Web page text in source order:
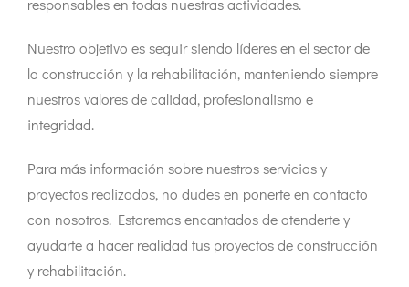
responsables en todas nuestras actividades.
Nuestro objetivo es seguir siendo líderes en el sector de
la construcción y la rehabilitación, manteniendo siempre
nuestros valores de calidad, profesionalismo e
integridad.
Para más información sobre nuestros servicios y
proyectos realizados, no dudes en ponerte en contacto
con nosotros. Estaremos encantados de atenderte y
ayudarte a hacer realidad tus proyectos de construcción
y rehabilitación.